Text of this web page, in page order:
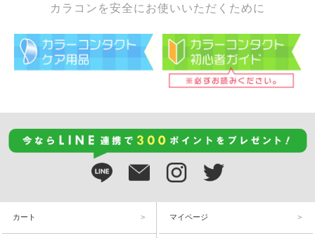
カラコンを安全にお使いいただくために
カート マイページ